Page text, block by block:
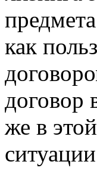
как
договор
же в